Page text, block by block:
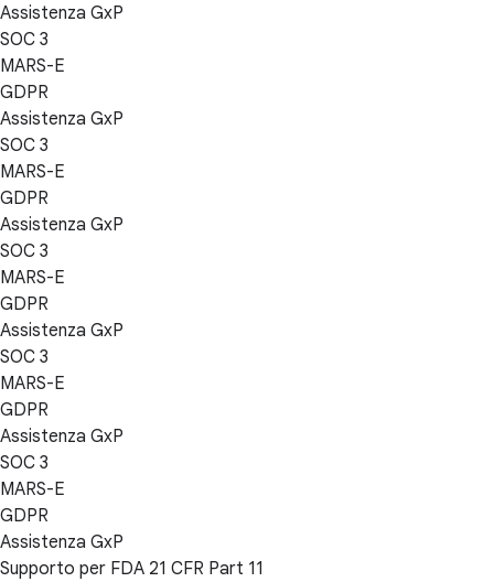
Assistenza GxP
SOC 3
MARS-E
GDPR
Assistenza GxP
SOC 3
MARS-E
GDPR
Assistenza GxP
SOC 3
MARS-E
GDPR
Assistenza GxP
SOC 3
MARS-E
GDPR
Assistenza GxP
SOC 3
MARS-E
GDPR
Assistenza GxP
Supporto per FDA 21 CFR Part 11